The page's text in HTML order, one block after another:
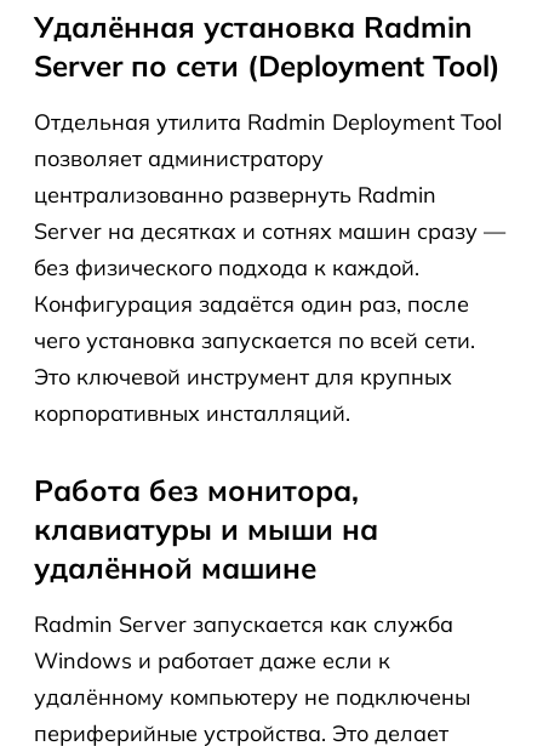
Удалённая установка Radmin
Server по сети (Deployment Tool)
Отдельная утилита Radmin Deployment Tool
позволяет администратору
централизованно развернуть Radmin
Server на десятках и сотнях машин сразу —
без физического подхода к каждой.
Конфигурация задаётся один раз, после
чего установка запускается по всей сети.
Это ключевой инструмент для крупных
корпоративных инсталляций.
Работа без монитора,
клавиатуры и мыши на
удалённой машине
Radmin Server запускается как служба
Windows и работает даже если к
удалённому компьютеру не подключены
периферийные устройства. Это делает